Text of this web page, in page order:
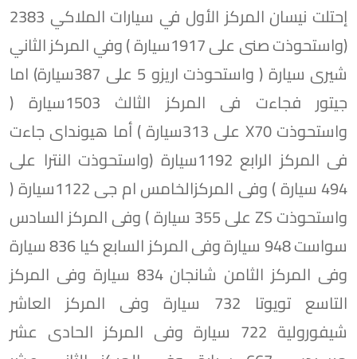
إحتلت نيسان المركز الأول في سيارات الملاكي 2383
(واستحوذت صنى على 1917سيارة ) وفي المركز الثاني
شيرى سيارة ( واستحوذت اريزو 5 على 387سيارة) اما
جيتور فجاءت فى المركز الثالث 1503سيارة (
واستحوذت X70 على 313سيارة ) أما هيونداى جاءت
فى المركز الرابع 1192سيارة (واستحوذت النترا على
494 سيارة ) وفى المركزالخامس ام جى 1122سيارة (
واستحوذت ZS على 355 سيارة ) وفى المركز السادس
سواست 948 سيارة وفى المركز السابع كيا 836 سيارة
وفى المركز الثامن شانجان 834 سيارة وفى المركز
التاسع تويوتا 732 سيارة وفى المركز العاشر
شيفورولية 722 سيارة وفى المركز الحادى عشر